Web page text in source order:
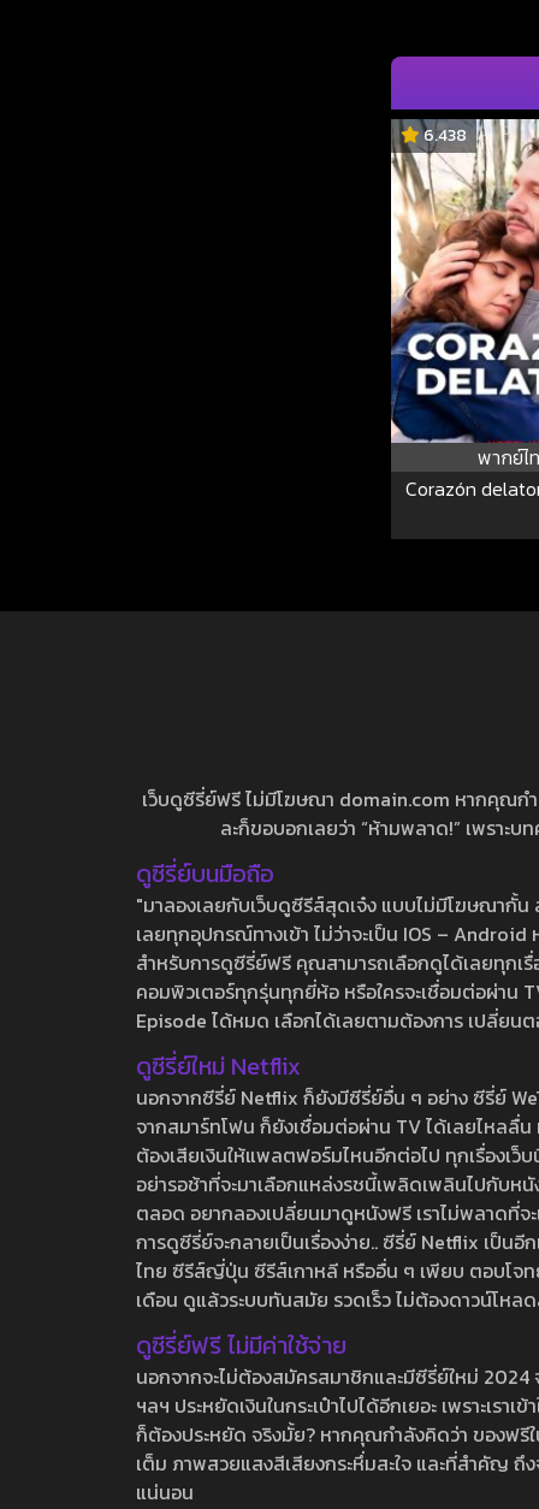
6.438
พากย์ไ
Corazón
เว็บดูซีรี่ย์ฟรี ไม่มีโฆษณา domain.com หากคุณก
ละก็ขอบอกเลยว่า “ห้ามพลาด!” เพราะ
ดูซีรี่ย์บนมือถือ
"มาลองเลยกับเว็บดูซีรีส์สุดเจ๋ง แบบไม่มีโฆษณากั้
เลยทุกอุปกรณ์ทางเข้า ไม่ว่าจะเป็น IOS –
สำหรับการดูซีรี่ย์ฟรี คุณสามารถเลือกดูได้เลยทุกเ
คอมพิวเตอร์ทุกรุ่นทุกยี่ห้อ หรือใครจะเชื่อมต่อผ่าน
Episode ได้หมด เลือกได้เลยตามต้องการ เปลี่ยน
ดูซีรี่ย์ใหม่ Netflix
นอกจากซีรี่ย์ Netflix ก็ยังมีซีรี่ย์อื่น ๆ อย่าง ซีรี่ย์
จากสมาร์ทโฟน ก็ยังเชื่อมต่อผ่าน TV ได้เลยไหลลื่
ต้องเสียเงินให้แพลตฟอร์มไหนอีกต่อไป ทุกเรื่องเว็
อย่ารอช้าที่จะมาเลือกแหล่งรชนี้เพลิดเพลินไปกับห
ตลอด อยากลองเปลี่ยนมาดูหนังฟรี เราไม่พลาดที่
การดูซีรี่ย์จะกลายเป็นเรื่องง่าย.. ซีรี่ย์ Netflix เป็น
ไทย ซีรีส์ญี่ปุ่น ซีรีส์เกาหลี หรืออื่น ๆ เพียบ ตอบโจท
เดือน ดูแล้วระบบทันสมัย รวดเร็ว ไม่ต้องดาวน์โห
ดูซีรี่ย์ฟรี ไม่มีค่าใช้จ่าย
นอกจากจะไม่ต้องสมัครสมาชิกและมีซีรี่ย์ใหม่
ฯลฯ ประหยัดเงินในกระเป๋าไปได้อีกเยอะ เพราะเร
ก็ต้องประหยัด จริงมั้ย? หากคุณกำลังคิดว่า ของฟ
เต็ม ภาพสวยแสงสีเสียงกระหึ่มสะใจ และที่สำคัญ
แน่นอน